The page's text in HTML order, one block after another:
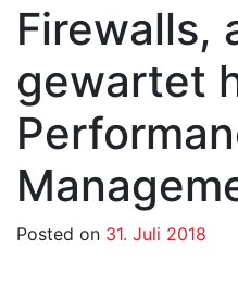
Firewalls,
gewartet
Posted on 31. Juli 2018